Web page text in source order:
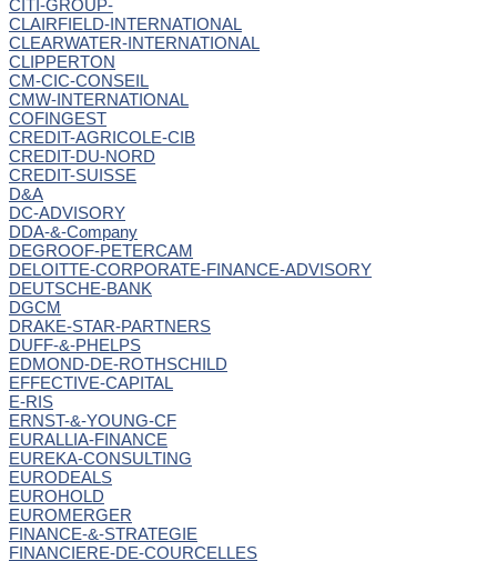
CITI-GROUP-
CLAIRFIELD-INTERNATIONAL
CLEARWATER-INTERNATIONAL
CLIPPERTON
CM-CIC-CONSEIL
CMW-INTERNATIONAL
COFINGEST
CREDIT-AGRICOLE-CIB
CREDIT-DU-NORD
CREDIT-SUISSE
D&A
DC-ADVISORY
DDA-&-Company
DEGROOF-PETERCAM
DELOITTE-CORPORATE-FINANCE-ADVISORY
DEUTSCHE-BANK
DGCM
DRAKE-STAR-PARTNERS
DUFF-&-PHELPS
EDMOND-DE-ROTHSCHILD
EFFECTIVE-CAPITAL
E-RIS
ERNST-&-YOUNG-CF
EURALLIA-FINANCE
EUREKA-CONSULTING
EURODEALS
EUROHOLD
EUROMERGER
FINANCE-&-STRATEGIE
FINANCIERE-DE-COURCELLES